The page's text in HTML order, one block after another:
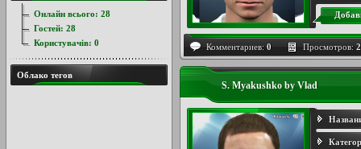
Комментариев: 0 Просмотров:
S. Myakushko by Vlad
Онлайн всього: 28
Гостей: 28
Користувачів: 0
Облако тегов